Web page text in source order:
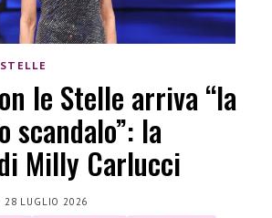
le Stelle arriva “la
scandalo”: la
Milly Carlucci
28 LUGLIO 2026